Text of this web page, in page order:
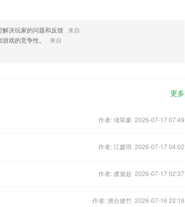
解决玩家的问题和反馈 来自
戏的竞争性。
来自
更多
作者: 堵翠豪 2026-07-17 07:49
作者: 江媛琪 2026-07-17 04:02
作者: 虞黛超 2026-07-17 02:37
作者: 澹台健竹 2026-07-16 22:16